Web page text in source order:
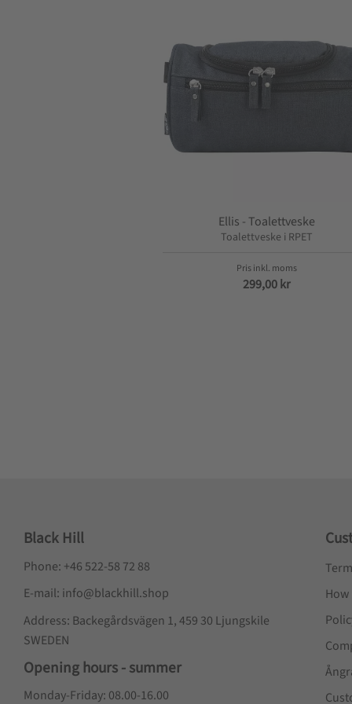
Ellis - Toalettveske
Toalettveske i RPET
299,00kr
Black Hill
Phone: +46 522-58 72 88
E-mail: info@blackhill.shop
Address: Backegårdsvägen 1, 459 30 Ljungskile
SWEDEN
Opening hours - summer
Monday-Friday: 08.00-16.00